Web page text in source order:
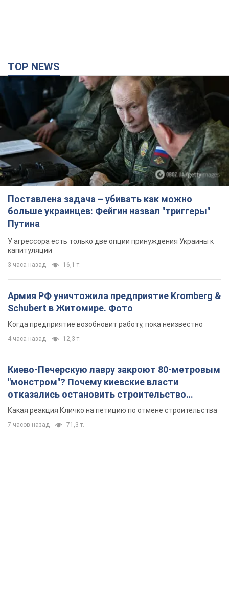
TOP NEWS
Поставлена задача – убивать как можно
больше украинцев: Фейгин назвал "триггеры"
Путина
У агрессора есть только две опции принуждения Украины к
капитуляции
3 часа назад 16,1 т.
Армия РФ уничтожила предприятие Kromberg &
Schubert в Житомире. Фото
Когда предприятие возобновит работу, пока неизвестно
4 часа назад 12,3 т.
Киево-Печерскую лавру закроют 80-метровым
"монстром"? Почему киевские власти
отказались остановить строительство
небоскреба "московского верующего"
Какая реакция Кличко на петицию по отмене строительства
7 часов назад 71,3 т.